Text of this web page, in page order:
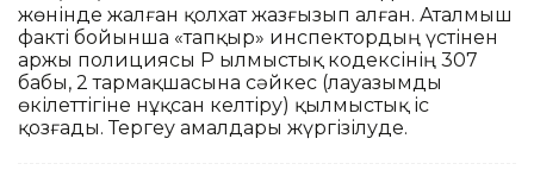
жөнінде жалған қолхат жазғызып алған. Аталмыш
факті бойынша «тапқыр» инспектордың үстінен
Қаржы полициясы ҚР Қылмыстық кодексінің 307
бабы, 2 тармақшасына сәйкес (лауазымды
өкілеттігіне нұқсан келтіру) қылмыстық іс
қозғады. Тергеу амалдары жүргізілуде.